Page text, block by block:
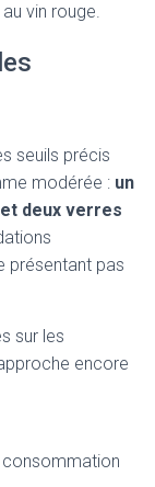
vin rouge.
seuils précis
modérée : un
deux verres
présentant pas
sur les
encore